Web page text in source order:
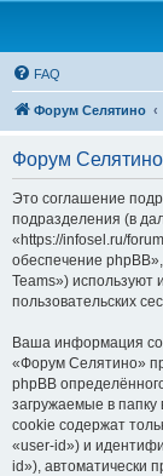
FAQ
Форум Селятино
Форум
Это соглашение
подразделения (в
«https://infosel.ru/
обеспечение
Teams»)
пользовательских
Ваша информация
«Форум Селятино»
phpBB
загружаемые в
cookie содержат
«user-id») и
id»), автоматически